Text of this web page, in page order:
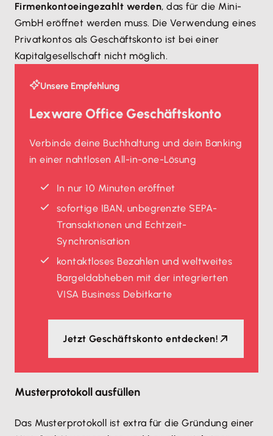
Firmenkontoeingezahlt werden, das für die Mini-
GmbH eröffnet werden muss. Die Verwendung eines
Privatkontos als Geschäftskonto ist bei einer
Kapitalgesellschaft nicht möglich.
Unsere Empfehlung
Lexware Office Geschäftskonto
Verbinde deine Buchhaltung und dein Banking
in einer nahtlosen All-in-one-Lösung
In nur 10 Minuten eröffnet
sofortige IBAN, unbegrenzte SEPA-
Transaktionen und Echtzeit-
Synchronisation
kontaktloses Bezahlen und weltweites
Bargeldabheben mit der integrierten
VISA Business Debitkarte
Jetzt Geschäftskonto entdecken!
Musterprotokoll ausfüllen
Das Musterprotokoll ist extra für die Gründung einer